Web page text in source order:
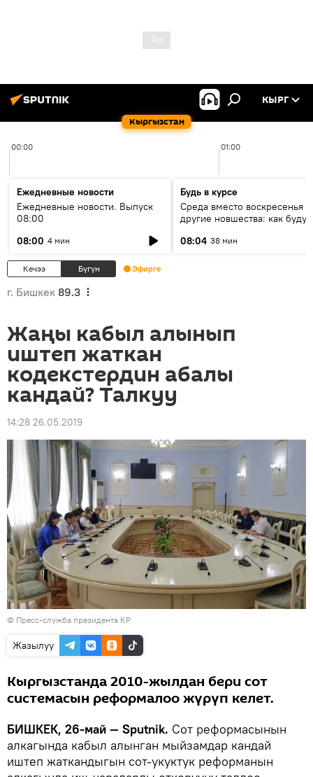
Кыргызстан
КЫРГ
00:00 01:00
Ежедневные новости
Ежедневные новости. Выпуск
08:00
08:00 4 мин
Будь в курсе
Среда вместо воскресенья и
другие новшества: как будут
08:04 38 мин
Кечээ Бүгүн Эфирге
г. Бишкек 89.3
Жаңы кабыл алынып
иштеп жаткан
кодекстердин абалы
кандай? Талкуу
14:28 26.05.2019
© Пресс-служба президента КР
Жазылуу
Кыргызстанда 2010-жылдан бери сот
системасын реформалоо жүрүп келет.
БИШКЕК, 26-май — Sputnik. Сот реформасынын
алкагында кабыл алынган мыйзамдар кандай
иштеп жаткандыгын сот-укуктук реформанын